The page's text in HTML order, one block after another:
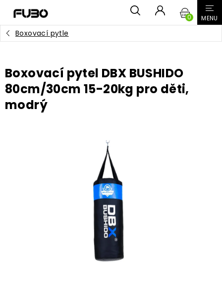
obsah
Boxovací pytle
Boxovací pytel DBX BUSHIDO
80cm/30cm 15-20kg pro děti,
modrý